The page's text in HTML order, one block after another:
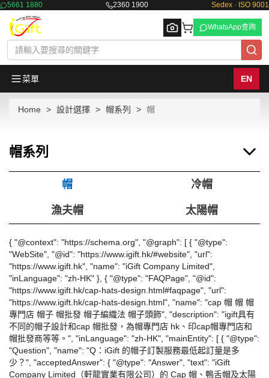
5661 1880 2360 1900 Sedex · ISO 9001
WhatsApp查詢
菜單 EN
Home 設計選擇 帽系列 帽
帽系列
帽 冷帽
漁夫帽 太陽帽
{ "@context": "https://schema.org", "@graph": [ { "@type":
"WebSite", "@id": "https://www.igift.hk/#website", "url":
"https://www.igift.hk", "name": "iGift Company Limited",
"inLanguage": "zh-HK" }, { "@type": "FAQPage", "@id":
"https://www.igift.hk/cap-hats-design.html#faqpage", "url":
"https://www.igift.hk/cap-hats-design.html", "name": "cap 帽 帽 帽
專門店 帽子 帽批發 帽子編織法 帽子頭飾", "description": "igift具有
不同的帽子設計和cap 帽批發，為帽專門店 hk、印cap帽專門店和
帽批發商等等。", "inLanguage": "zh-HK", "mainEntity": [ { "@type":
"Question", "name": "Q：iGift 的帽子訂製服務最低起訂量是多
少？", "acceptedAnswer": { "@type": "Answer", "text": "iGift
Company Limited（軒龍實業有限公司）的 Cap 帽、鴨舌帽及太陽